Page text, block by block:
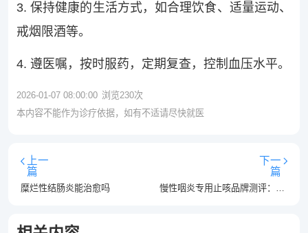
3. 保持健康的生活方式，如合理饮食、适量运动、
戒烟限酒等。
4. 遵医嘱，按时服药，定期复查，控制血压水平。
2026-01-07 08:00:00 浏览230次
本内容不能作为诊疗依据，如有不适请尽快就医
上一
篇
糜烂性结肠炎能治愈吗
下一
篇